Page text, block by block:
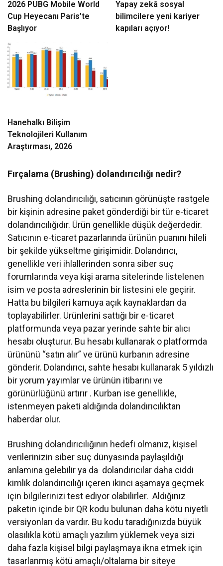
2026 PUBG Mobile World
Cup Heyecanı Paris’te
Başlıyor
Yapay zekâ sosyal
bilimcilere yeni kariyer
kapıları açıyor!
Hanehalkı Bilişim
Teknolojileri Kullanım
Araştırması, 2026
Fırçalama (Brushing) dolandırıcılığı nedir?
Brushing dolandırıcılığı, satıcının görünüşte rastgele
bir kişinin adresine paket gönderdiği bir tür e-ticaret
dolandırıcılığıdır. Ürün genellikle düşük değerdedir.
Satıcının e-ticaret pazarlarında ürünün puanını hileli
bir şekilde yükseltme girişimidir. Dolandırıcı,
genellikle veri ihlallerinden sonra siber suç
forumlarında veya kişi arama sitelerinde listelenen
isim ve posta adreslerinin bir listesini ele geçirir.
Hatta bu bilgileri kamuya açık kaynaklardan da
toplayabilirler. Ürünlerini sattığı bir e-ticaret
platformunda veya pazar yerinde sahte bir alıcı
hesabı oluşturur. Bu hesabı kullanarak o platformda
ürününü “satın alır” ve ürünü kurbanın adresine
gönderir. Dolandırıcı, sahte hesabı kullanarak 5 yıldızlı
bir yorum yayımlar ve ürünün itibarını ve
görünürlüğünü artırır . Kurban ise genellikle,
istenmeyen paketi aldığında dolandırıcılıktan
haberdar olur.
Brushing dolandırıcılığının hedefi olmanız, kişisel
verilerinizin siber suç dünyasında paylaşıldığı
anlamına gelebilir ya da dolandırıcılar daha ciddi
kimlik dolandırıcılığı içeren ikinci aşamaya geçmek
için bilgilerinizi test ediyor olabilirler. Aldığınız
paketin içinde bir QR kodu bulunan daha kötü niyetli
versiyonları da vardır. Bu kodu taradığınızda büyük
olasılıkla kötü amaçlı yazılım yüklemek veya sizi
daha fazla kişisel bilgi paylaşmaya ikna etmek için
tasarlanmış kötü amaçlı/oltalama bir siteye